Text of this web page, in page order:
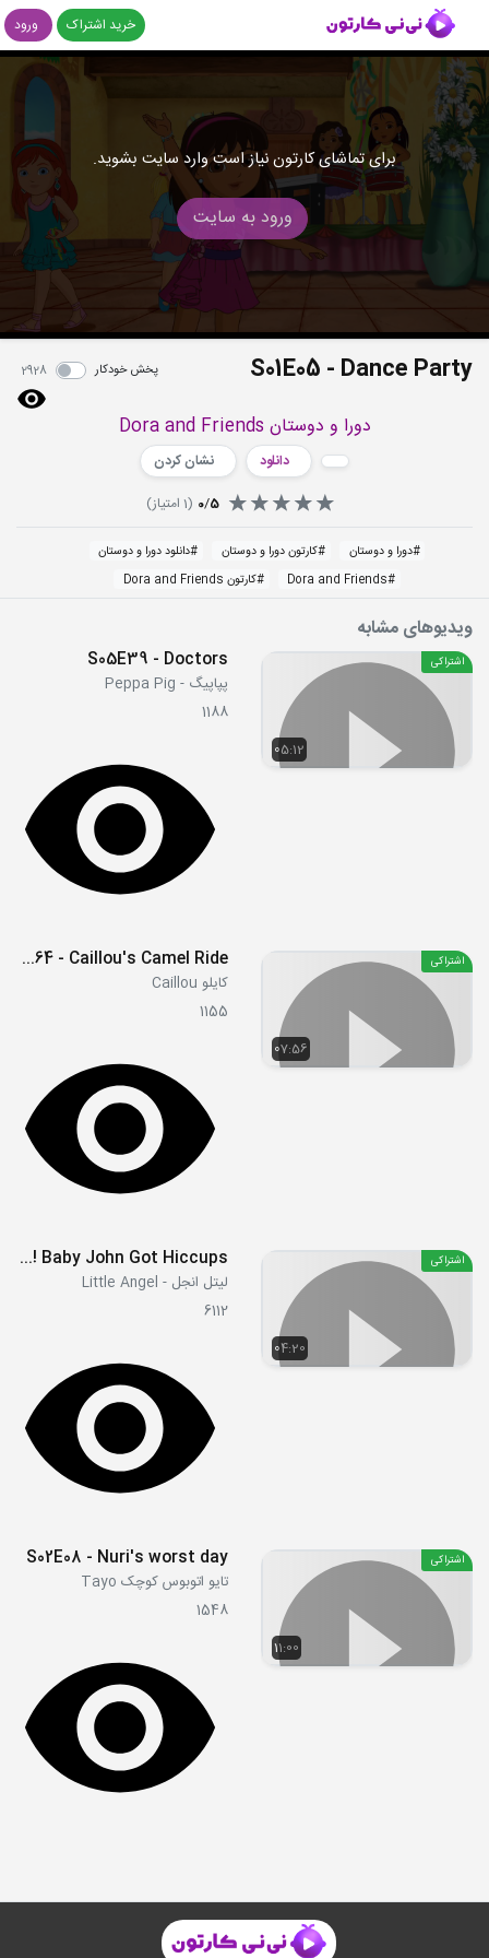
خرید اشتراک ورود
برای تماشای کارتون نیاز است وارد سایت بشوید.
ورود به سایت
S01E05 - Dance Party پخش خودکار 2928
دورا و دوستان Dora and Friends
دانلود
نشان کردن
0/5
(
1 امتیاز)
#دورا و دوستان #کارتون دورا و دوستان #دانلود دورا و دوستان
#
Dora and Friends
#کارتون Dora and Friends
ویدیوهای مشابه
05:12
اشتراکی S05E39 - Doctors
پپاپیگ - Peppa Pig
1188
07:56
اشتراکی S05E64 - Caillou's Camel Ride
کایلو Caillou
1155
04:20
اشتراکی Oh No! Baby John Got Hiccups!
لیتل انجل - Little Angel
6112
11:00
اشتراکی S02E08 - Nuri's worst day
تایو اتوبوس کوچک Tayo
1548